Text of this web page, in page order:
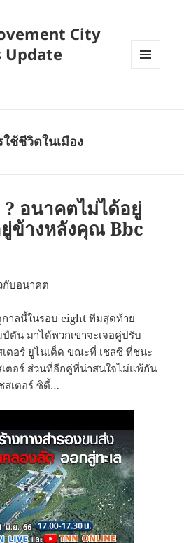
City
ช้ชีวิตในเมือง
? อนาคตไม่ได้อยู่
ข้างหลังคุณ Bbc
าลนี้ในรอบ eight ทีมสุดท้าย
ตัน มาได้พวกเขาจะเจอคู่ปรับ
ตอร์ ยูไนเต็ด ขณะที่ เชลซี ที่ชนะ
เตอร์ ส่วนที่อีกคู่ที่น่าสนใจไม่แพ้กัน
สเตอร์ ซิตี้…